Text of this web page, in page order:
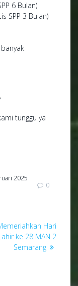
6 Bulan)
SPP 3 Bulan)
tunggu ya
2025
0
Hari
ke 28 MAN 2
Semarang